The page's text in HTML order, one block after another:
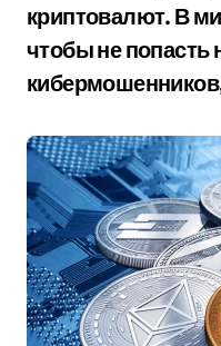
криптовалют. В
чтобы не попасть